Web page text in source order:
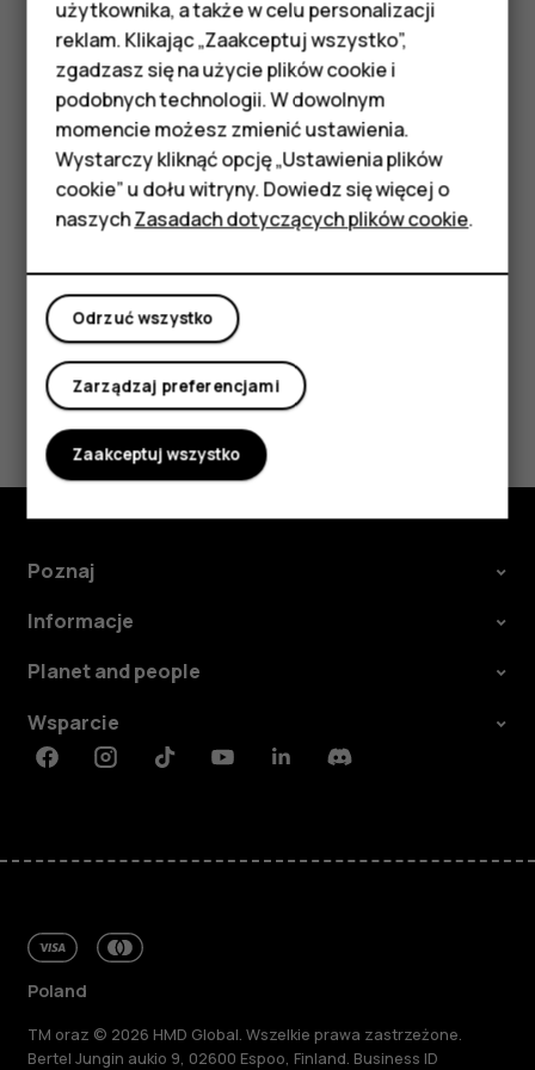
Telefony z funkcjami
podstawowymi
Akcesoria
HMD Terra M
Tablety
Moje konto
Jeśli nie chcesz, aby punktem początkowym była
Twoja bieżąca lokalizacja, naciśnijTwoja lokalizacja
wyszukaj nowy punkt początkowy.
DotknijStart, aby uruchomić nawigację.
Na mapie zostanie wyświetlona trasa wraz z szacowanym
czasem podróży. Aby zobaczyć szczegółowe wskazówki,
dotknijKroki i więcej.
Czy te informacje były pomocne?
Tak Nie
Poznaj
Informacje
Planet and people
Wsparcie
FacebookInstagramTiktokYoutubeLinkedinDiscord
Poland
TM oraz © 2026 HMD Global. Wszelkie prawa zastrzeżone.
Bertel Jungin aukio 9, 02600 Espoo, Finland. Business ID
użytkownika, a także w celu personalizacji
reklam. Klikając „Zaakceptuj wszystko”,
zgadzasz się na użycie plików cookie i
podobnych technologii. W dowolnym
momencie możesz zmienić ustawienia.
Wystarczy kliknąć opcję „Ustawienia plików
cookie” u dołu witryny. Dowiedz się więcej o
naszychZasadach dotyczących plików cookie.
Odrzuć wszystko
Zarządzaj preferencjami
Zaakceptuj wszystko